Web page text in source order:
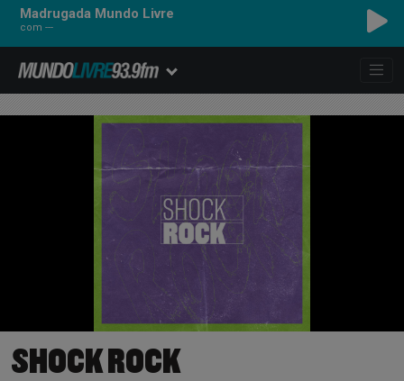
Madrugada Mundo Livre
com ---
SHOCK ROCK